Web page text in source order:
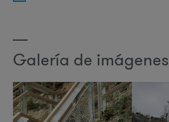
Galería de imágenes